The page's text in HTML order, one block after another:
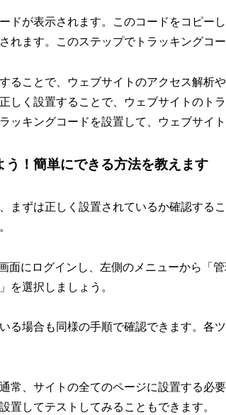
ドが表示されます。このコードをコピー
れます。このステップでトラッキングコ
ることで、ウェブサイトのアクセス解析
しく設置することで、ウェブサイトのト
ッキングコードを設置して、ウェブサイ
う！簡単にできる方法を教えます
まずは正しく設置されているか確認する
面にログインし、左側のメニューから「
を選択しましょう。
る場合も同様の手順で確認できます。各
常、サイトの全てのページに設置する必
置してテストしてみることもできます。